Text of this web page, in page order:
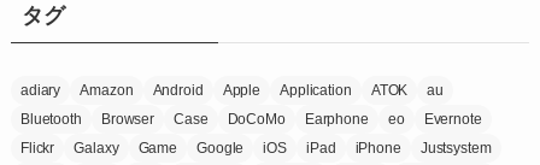
ータグ
adiary Amazon Android Apple Application ATOK
au
Bluetooth
Browser Case DoCoMo Earphone eo
Evernote
Flickr
Galaxy Game Google iOS iPad iPhone
Justsystem